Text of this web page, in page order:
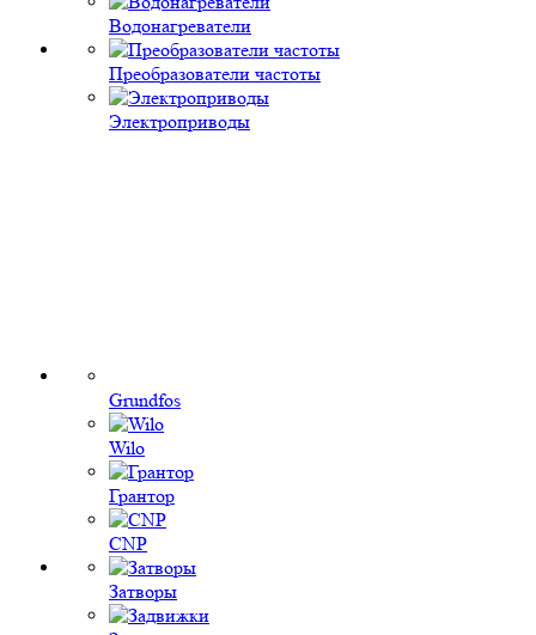
Водонагреватели
Преобразователи частоты
Электроприводы
Grundfos
Wilo
Грантор
CNP
Затворы